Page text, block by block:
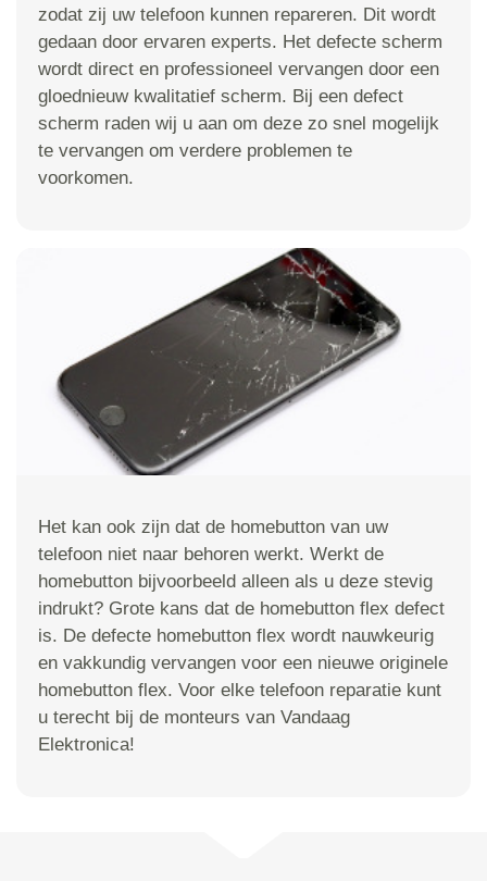
zodat zij uw telefoon kunnen repareren. Dit wordt
gedaan door ervaren experts. Het defecte scherm
wordt direct en professioneel vervangen door een
gloednieuw kwalitatief scherm. Bij een defect
scherm raden wij u aan om deze zo snel mogelijk
te vervangen om verdere problemen te
voorkomen.
Het kan ook zijn dat de homebutton van uw
telefoon niet naar behoren werkt. Werkt de
homebutton bijvoorbeeld alleen als u deze stevig
indrukt? Grote kans dat de homebutton flex defect
is. De defecte homebutton flex wordt nauwkeurig
en vakkundig vervangen voor een nieuwe originele
homebutton flex. Voor elke telefoon reparatie kunt
u terecht bij de monteurs van Vandaag
Elektronica!